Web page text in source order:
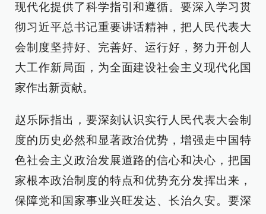
现代化提供了科学指引和遵循。要深入学习贯
彻习近平总书记重要讲话精神，把人民代表大
会制度坚持好、完善好、运行好，努力开创人
大工作新局面，为全面建设社会主义现代化国
家作出新贡献。
赵乐际指出，要深刻认识实行人民代表大会制
度的历史必然和显著政治优势，增强走中国特
色社会主义政治发展道路的信心和决心，把国
家根本政治制度的特点和优势充分发挥出来，
保障党和国家事业兴旺发达、长治久安。要深